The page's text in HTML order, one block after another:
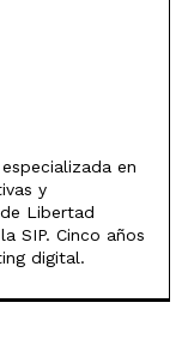
en
y
Libertad
SIP. Cinco años
digital.